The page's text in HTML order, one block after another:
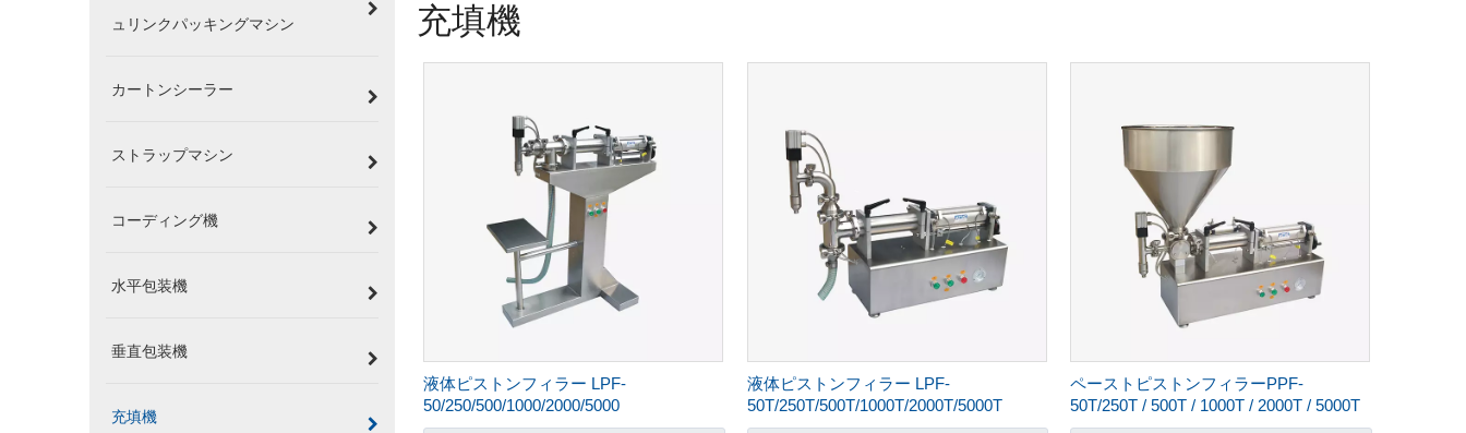
ュリンクパッキングマシン
カートンシーラー
ストラップマシン
コーディング機
水平包装機
垂直包装機
充填機
充填機
液体ピストンフィラー LPF-
50/250/500/1000/2000/5000
液体ピストンフィラー LPF-
50T/250T/500T/1000T/2000T/5000T
ペーストピストンフィラーPPF-
50T/250T / 500T / 1000T / 2000T / 5000T